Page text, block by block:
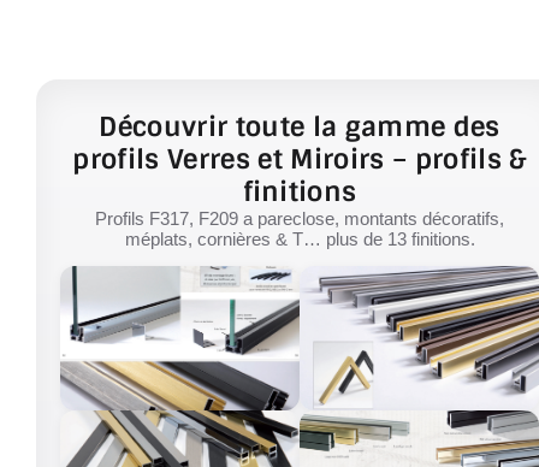
Découvrir toute la gamme des
profils Verres et Miroirs – profils &
finitions
Profils F317, F209 a pareclose, montants décoratifs,
méplats, cornières & T… plus de 13 finitions.